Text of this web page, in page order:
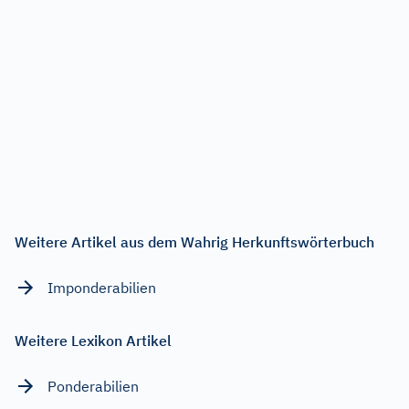
Weitere Artikel aus dem Wahrig Herkunftswörterbuch
Imponderabilien
Weitere Lexikon Artikel
Ponderabilien